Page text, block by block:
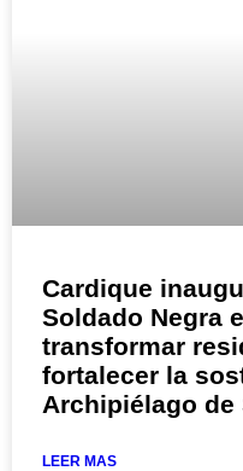
Cardique
Soldado Negra
transformar
fortalecer la
Archipiélago de
LEER MAS